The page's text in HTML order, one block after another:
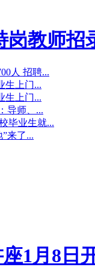
岗教师招
人 招聘...
生上门...
生上门...
导师、...
毕业生就...
来了...
1月8日